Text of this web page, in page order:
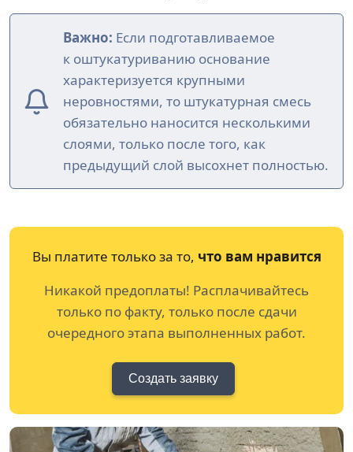
Важно: Если подготавливаемое
к оштукатуриванию основание
характеризуется крупными
неровностями, то штукатурная смесь
обязательно наносится несколькими
слоями, только после того, как
предыдущий слой высохнет полностью.
Вы платите только за то, что вам нравится
Никакой предоплаты! Расплачивайтесь
только по факту, только после сдачи
очередного этапа выполненных работ.
Создать заявку